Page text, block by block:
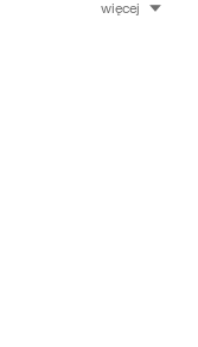
więcej